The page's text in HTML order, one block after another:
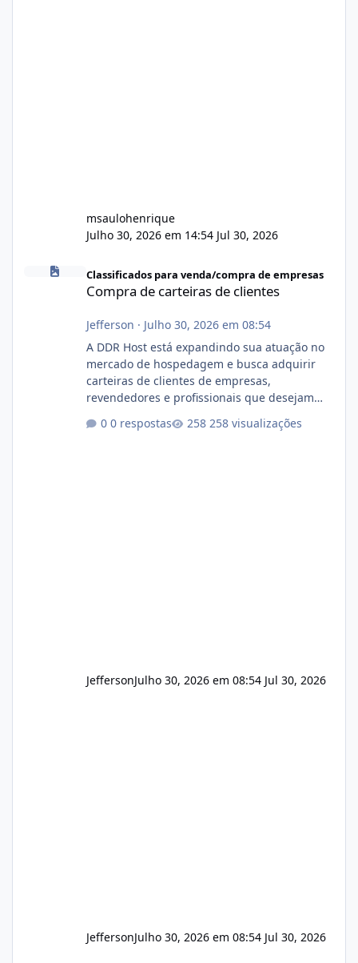
msaulohenrique
Julho 30, 2026 em 14:54 Jul 30, 2026
Compra de carteiras de clientes
Classificados para venda/compra de empresas
Compra de carteiras de clientes
Jefferson · Julho 30, 2026 em 08:54
A DDR Host está expandindo sua atuação no
mercado de hospedagem e busca adquirir
carteiras de clientes de empresas,
revendedores e profissionais que desejam
operação. Se você possui clientes ativos de
0 respostas 258 visualizações
JeffersonJulho 30, 2026 em 08:54 Jul 30, 2026
JeffersonJulho 30, 2026 em 08:54 Jul 30, 2026